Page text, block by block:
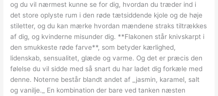
og du vil nærmest kunne se for dig, hvordan du træder ind i
det store oplyste rum i den røde tætsiddende kjole og de høje
stiletter, og du kan mærke hvordan mændene straks tiltrækkes
af dig, og kvinderne misunder dig. **Flakonen står knivskarpt i
den smukkeste røde farve**, som betyder kærlighed,
lidenskab, sensualitet, glæde og varme. Og det er præcis den
følelse du vil sidde med så snart du har ladet dig forkæle med
denne. Noterne består blandt andet af _jasmin, karamel, salt
og vanilje._ En kombination der bare ved tanken næsten